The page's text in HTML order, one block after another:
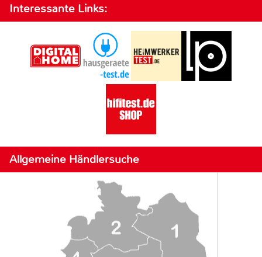
Interessante Links:
Allgemeine Händlersuche